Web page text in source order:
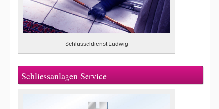
Schlüsseldienst Ludwig
Schliessanlagen Service